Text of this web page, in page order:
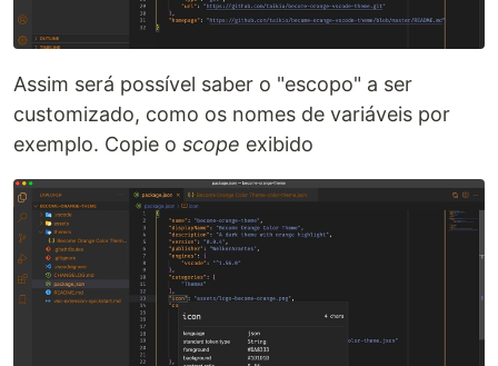
Assim será possível saber o "escopo" a ser
customizado, como os nomes de variáveis por
exemplo. Copie o scope exibido